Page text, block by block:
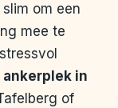
om een
mee te
in
of